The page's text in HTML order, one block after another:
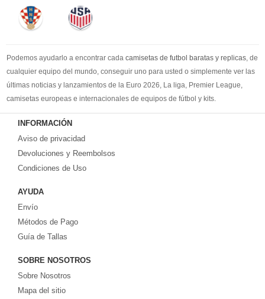
Podemos ayudarlo a encontrar cada camisetas de futbol baratas y replicas , de
cualquier equipo del mundo, conseguir uno para usted o simplemente ver las
últimas noticias y lanzamientos de la Euro 2026, La liga, Premier League,
camisetas europeas e internacionales de equipos de fútbol y kits.
Comprecamisetas de futbol baratasen la tienda deportiva más grande de
Europa. ¡Grandes ofertas en todas las camisetas del club de fútbol, ​​kits
europeos e internacionales, todo a los precios más bajos!
Compre nuestra gran selección de
equipaciones, camisetas y un portero a partir de €17.6. Diseños de fútbol
INFORMACIÓN
Aviso de privacidad
Devoluciones y Reembolsos
Condiciones de Uso
AYUDA
Envío
Métodos de Pago
Guía de Tallas
SOBRE NOSOTROS
Sobre Nosotros
Mapa del sitio